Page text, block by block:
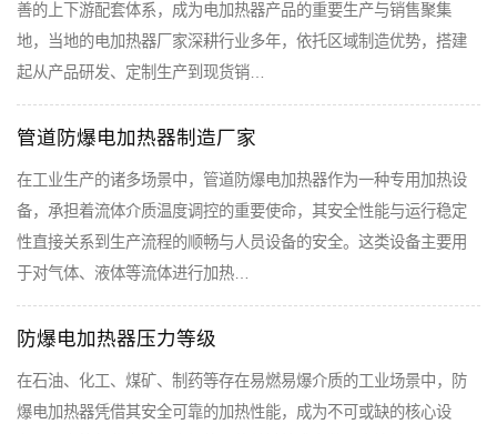
善的上下游配套体系，成为电加热器产品的重要生产与销售聚集
地，当地的电加热器厂家深耕行业多年，依托区域制造优势，搭建
起从产品研发、定制生产到现货销…
管道防爆电加热器制造厂家
在工业生产的诸多场景中，管道防爆电加热器作为一种专用加热设
备，承担着流体介质温度调控的重要使命，其安全性能与运行稳定
性直接关系到生产流程的顺畅与人员设备的安全。这类设备主要用
于对气体、液体等流体进行加热…
防爆电加热器压力等级
在石油、化工、煤矿、制药等存在易燃易爆介质的工业场景中，防
爆电加热器凭借其安全可靠的加热性能，成为不可或缺的核心设